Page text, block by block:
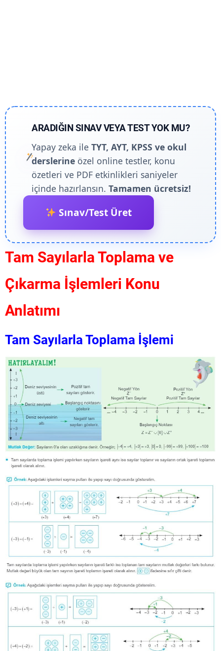
ARADIĞIN SINAV VEYA TEST YOK MU?
Yapay zeka ileTYT, AYT, KPSS ve okul
derslerine özel online testler, konu
özetleri ve PDF etkinlikleri saniyeler
içinde hazırlansın.Tamamen ücretsiz!
Sınav/Test Üret
Tam Sayılarla Toplama ve
Çıkarma İşlemleri Konu
Anlatımı
Tam Sayılarla Toplama İşlemi